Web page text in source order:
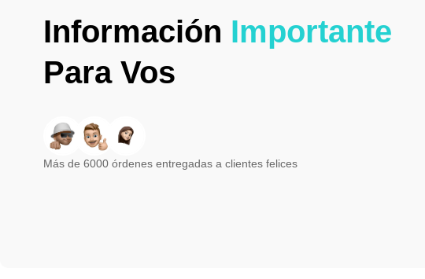
Información Importante
Para Vos
Más de 6000 órdenes entregadas a clientes felices